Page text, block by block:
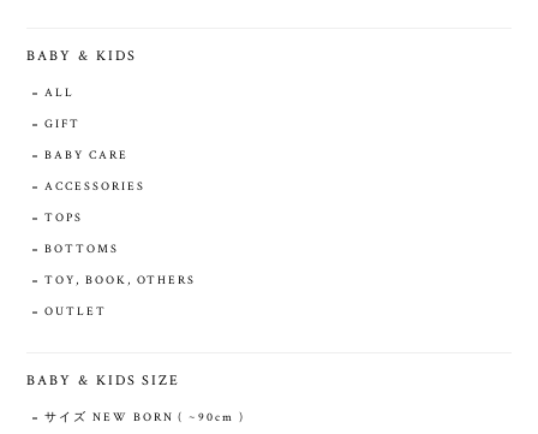
BABY & KIDS
ALL
GIFT
BABY CARE
ACCESSORIES
TOPS
BOTTOMS
TOY, BOOK, OTHERS
OUTLET
BABY & KIDS SIZE
サイズ NEW BORN ( ~90cm )